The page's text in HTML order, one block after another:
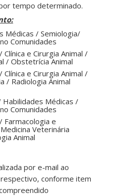
tempo determinado.
Médicas / Semiologia/
Comunidades
e Cirurgia Animal /
/ Obstetrícia Animal
e Cirurgia Animal /
/ Radiologia Animal
Médicas /
Comunidades
Farmacologia e
Veterinária
Animal
por e-mail ao
conforme item